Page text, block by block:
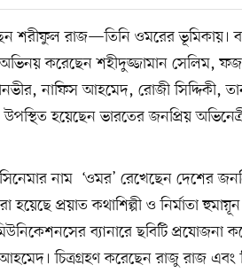
শরীফুল রাজ—তিনি ওমরের ভূমিকায়।
করেছেন শহীদুজ্জামান সেলিম,
নাফিস আহমেদ, রোজী সিদ্দিকী,
হয়েছেন ভারতের জনপ্রিয়
নাম ‘ওমর’ রেখেছেন দেশের
হয়েছে প্রয়াত কথাশিল্পী ও নির্মাতা
ব্যানারে ছবিটি
চিত্রগ্রহণ করেছেন রাজু রাজ এবং